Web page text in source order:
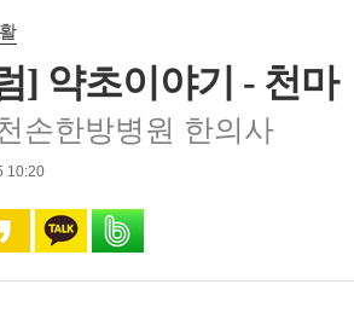
] 약초이야기 - 천마
손한방병원 한의사
10:20
로 공유
터로 공유
카카오 스토리로 공유
카카오톡으로 공유